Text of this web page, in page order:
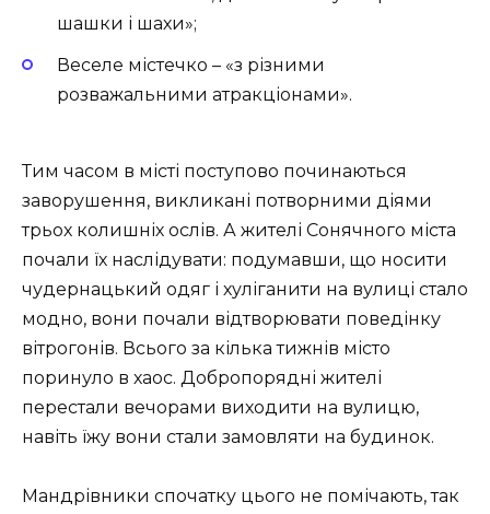
шашки і шахи»;
Веселе містечко – «з різними
розважальними атракціонами».
Тим часом в місті поступово починаються
заворушення, викликані потворними діями
трьох колишніх ослів. А жителі Сонячного міста
почали їх наслідувати: подумавши, що носити
чудернацький одяг і хуліганити на вулиці стало
модно, вони почали відтворювати поведінку
вітрогонів. Всього за кілька тижнів місто
поринуло в хаос. Добропорядні жителі
перестали вечорами виходити на вулицю,
навіть їжу вони стали замовляти на будинок.
Мандрівники спочатку цього не помічають, так